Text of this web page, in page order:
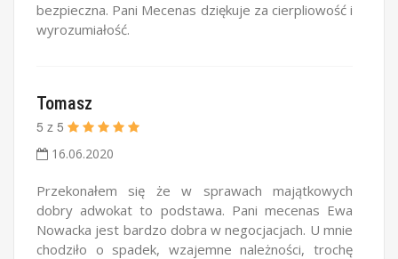
bezpieczna. Pani Mecenas dziękuje za cierpliowość i
wyrozumiałość.
Tomasz
5 z 5
16.06.2020
Przekonałem się że w sprawach majątkowych
dobry adwokat to podstawa. Pani mecenas Ewa
Nowacka jest bardzo dobra w negocjacjach. U mnie
chodziło o spadek, wzajemne należności, trochę